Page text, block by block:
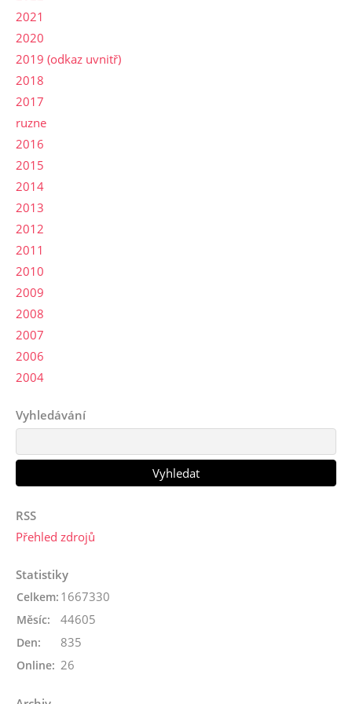
2021
2020
2019 (odkaz uvnitř)
2018
2017
ruzne
2016
2015
2014
2013
2012
2011
2010
2009
2008
2007
2006
2004
Vyhledávání
RSS
Přehled zdrojů
Statistiky
Online: 26
Celkem: 1667330
Měsíc: 44605
Den: 835